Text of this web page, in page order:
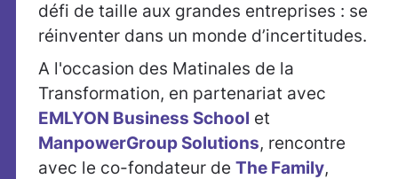
défi de taille aux grandes entreprises : se
réinventer dans un monde d’incertitudes.
A l'occasion des Matinales de la
Transformation, en partenariat avec
EMLYON Business School et
ManpowerGroup Solutions, rencontre
avec le co-fondateur de The Family,